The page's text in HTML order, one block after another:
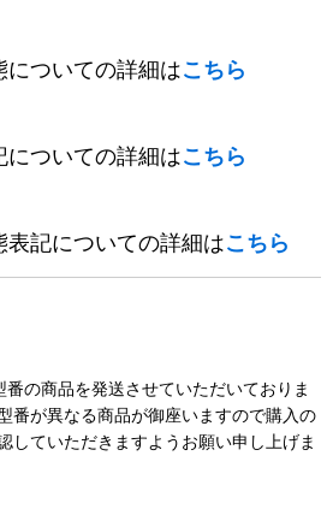
ついての詳細はこちら
ついての詳細はこちら
記についての詳細はこちら
の商品を発送させていただいておりま
番が異なる商品が御座いますので購入の
していただきますようお願い申し上げま